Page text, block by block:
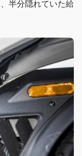
半分隠れていた給